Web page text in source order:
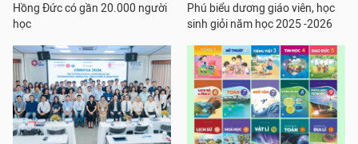
Hồng Đức có gần 20.000 người
học
Phú biểu dương giáo viên, học
sinh giỏi năm học 2025 -2026